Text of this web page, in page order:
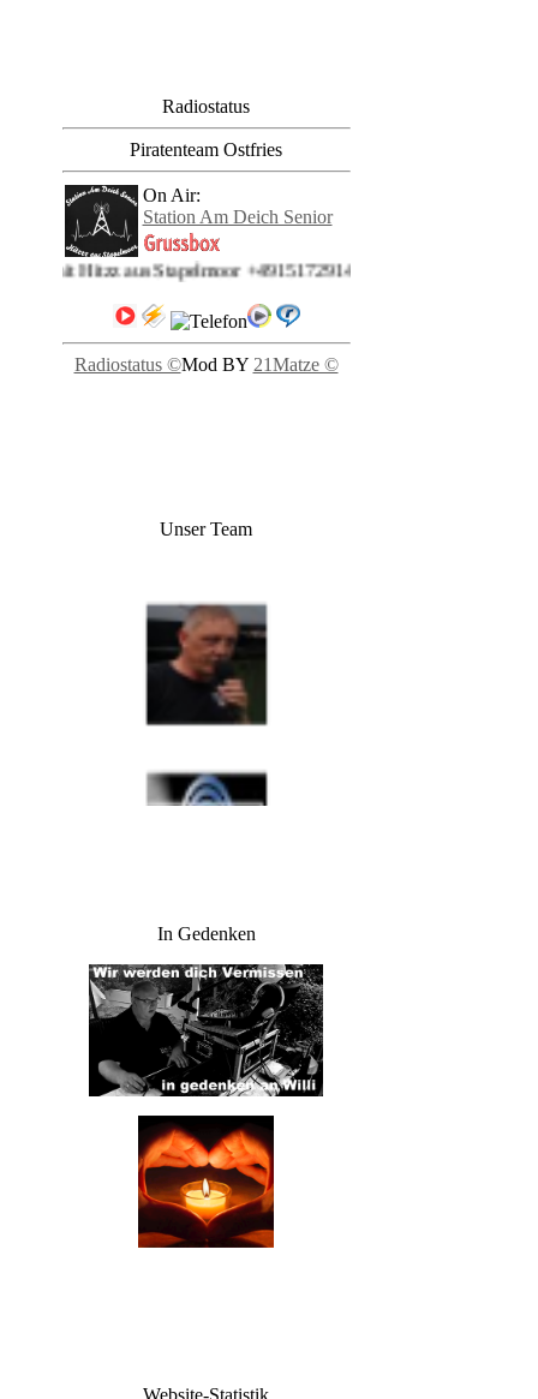
Radiostatus
Piratenteam Ostfries
On Air:
Station Am Deich Senior
Station am Deich: mit
Radiostatus ©Mod BY 21Matze ©
Unser Team
In Gedenken
Website-Statistik